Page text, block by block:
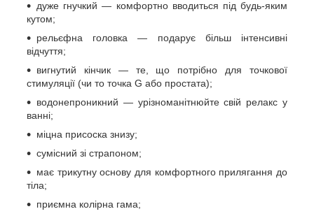
дуже гнучкий — комфортно вводиться під будь-яким
кутом;
рельєфна головка — подарує більш інтенсивні
відчуття;
вигнутий кінчик — те, що потрібно для точкової
стимуляції (чи то точка G або простата);
водонепроникний — урізноманітнюйте свій релакс у
ванні;
міцна присоска знизу;
сумісний зі страпоном;
має трикутну основу для комфортного прилягання до
тіла;
приємна колірна гама;